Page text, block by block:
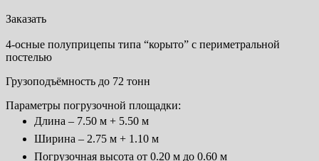
Заказать
4-осные полуприцепы типа “корыто” с периметральной
постелью
Грузоподъёмность до 72 тонн
Параметры погрузочной площадки:
Длина – 7.50 м + 5.50 м
Ширина – 2.75 м + 1.10 м
Погрузочная высота от 0.20 м до 0.60 м